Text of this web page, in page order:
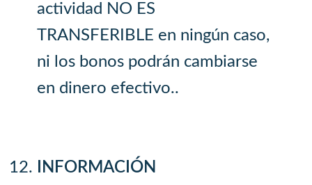
actividad NO ES
TRANSFERIBLE en ningún caso,
ni los bonos podrán cambiarse
en dinero efectivo..
INFORMACIÓN